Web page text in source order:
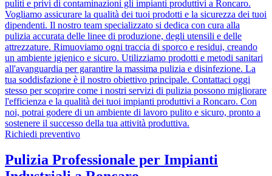
puliti e privi di contaminazioni gli impianti produttivi a Roncaro.
Vogliamo assicurare la qualità dei tuoi prodotti e la sicurezza dei tuoi
dipendenti. Il nostro team specializzato si dedica con cura alla
pulizia accurata delle linee di produzione, degli utensili e delle
attrezzature. Rimuoviamo ogni traccia di sporco e residui, creando
un ambiente igienico e sicuro. Utilizziamo prodotti e metodi sanitari
all'avanguardia per garantire la massima pulizia e disinfezione. La
tua soddisfazione è il nostro obiettivo principale. Contattaci oggi
stesso per scoprire come i nostri servizi di pulizia possono migliorare
l'efficienza e la qualità dei tuoi impianti produttivi a Roncaro. Con
noi, potrai godere di un ambiente di lavoro pulito e sicuro, pronto a
sostenere il successo della tua attività produttiva.
Richiedi preventivo
Pulizia Professionale per Impianti